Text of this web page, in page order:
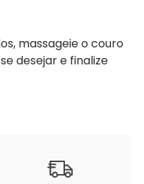
massageie o couro
desejar e finalize